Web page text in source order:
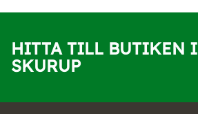
HITTA TILL BUTIKEN I
SKURUP